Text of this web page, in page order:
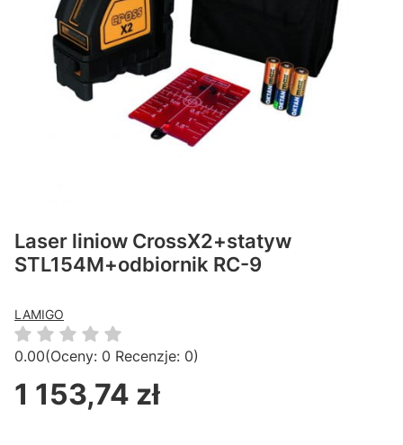
Laser liniow CrossX2+statyw
STL154M+odbiornik RC-9
LAMIGO
0.00(Oceny: 0 Recenzje: 0)
Cena
1 153,74 zł